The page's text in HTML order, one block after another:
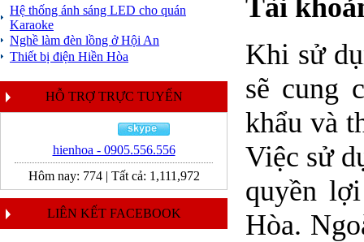
Hệ thống ánh sáng LED cho quán
Karaoke
Nghề làm đèn lồng ở Hội An
Thiết bị điện Hiền Hòa
HỖ TRỢ TRỰC TUYẾN
hienhoa - 0905.556.556
Hôm nay: 774| Tất cả: 1,111,972
LIÊN KẾT FACEBOOK
Tài
Khi sử
sẽ cung
khẩu và
Việc sử
quyền
Hòa.